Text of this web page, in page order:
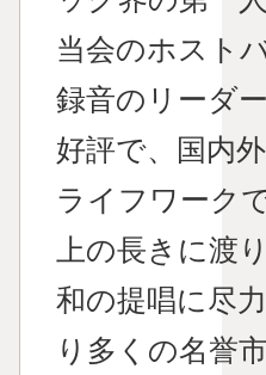
当会のホスト
録音のリーダ
好評で、国内
ライフワーク
上の長きに渡
和の提唱に尽
り多くの名誉